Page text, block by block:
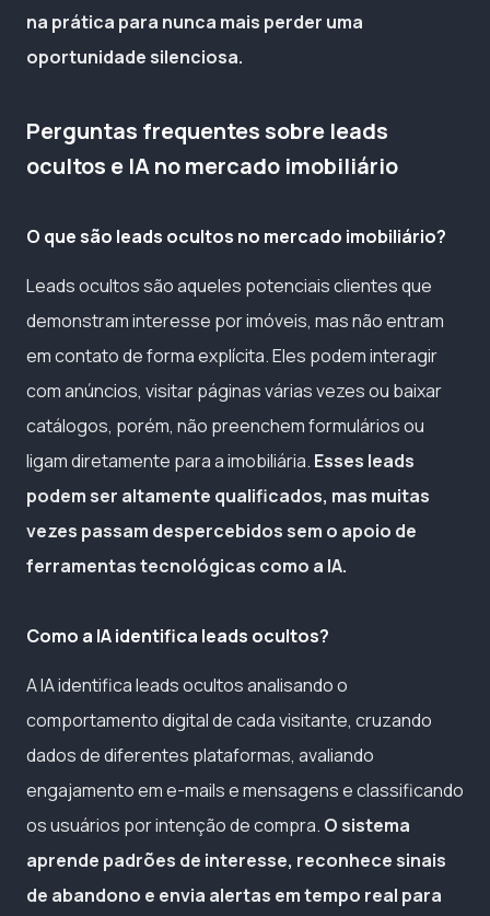
na prática para nunca mais perder uma
oportunidade silenciosa.
Perguntas frequentes sobre leads
ocultos e IA no mercado imobiliário
O que são leads ocultos no mercado imobiliário?
Leads ocultos são aqueles potenciais clientes que
demonstram interesse por imóveis, mas não entram
em contato de forma explícita. Eles podem interagir
com anúncios, visitar páginas várias vezes ou baixar
catálogos, porém, não preenchem formulários ou
ligam diretamente para a imobiliária. Esses leads
podem ser altamente qualificados, mas muitas
vezes passam despercebidos sem o apoio de
ferramentas tecnológicas como a IA.
Como a IA identifica leads ocultos?
A IA identifica leads ocultos analisando o
comportamento digital de cada visitante, cruzando
dados de diferentes plataformas, avaliando
engajamento em e-mails e mensagens e classificando
os usuários por intenção de compra. O sistema
aprende padrões de interesse, reconhece sinais
de abandono e envia alertas em tempo real para